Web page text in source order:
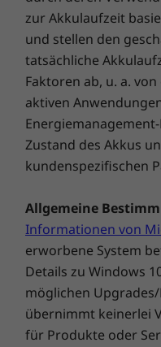
Das ThinkBook
sich
EPEAT®
Gold
Star
8.0 und TAO
Herkunft der
nachhaltigen
Stewardship Council
sogar Ihren CO2-
vielleicht das
Komponenten
hergestellt sind,
(Seite C) zu 50 %
und das
* Den Registrierungsstatus für
WEITERE
ThinkShield
Firmware Trusted
Gesichtserkennung mit
An/Aus-Schalter mit
Mechanische Webcam-
Kensington Nano Security
Vorinstallierte
Dolby Vision®
Lenovo Vantage
McAfee®LiveSafe™
zur Akkulaufzeit
und stellen den
tatsächliche
Faktoren ab, u. a.
aktiven
Zustand des Akkus
kundenspezifischen
Allgemeine
Informationen von
erworbene System
Details zu Windows
möglichen
übernimmt keinerlei
für Produkte oder